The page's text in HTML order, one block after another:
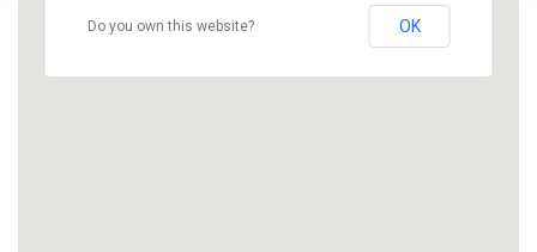
Do you own this website? OK